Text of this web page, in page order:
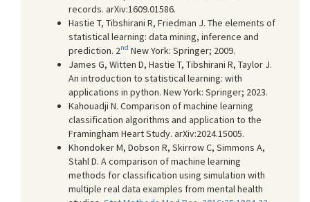
records. arXiv:1609.01586.
Hastie T, Tibshirani R, Friedman J. The elements of
statistical learning: data mining, inference and
prediction. 2nd New York: Springer; 2009.
James G, Witten D, Hastie T, Tibshirani R, Taylor J.
An introduction to statistical learning: with
applications in python. New York: Springer; 2023.
Kahouadji N. Comparison of machine learning
classification algorithms and application to the
Framingham Heart Study. arXiv:2024.15005.
Khondoker M, Dobson R, Skirrow C, Simmons A,
Stahl D. A comparison of machine learning
methods for classification using simulation with
multiple real data examples from mental health